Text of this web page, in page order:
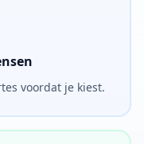
voordat je kiest.